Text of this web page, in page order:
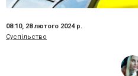
08:10, 28 лютого 2024 р.
Суспільство